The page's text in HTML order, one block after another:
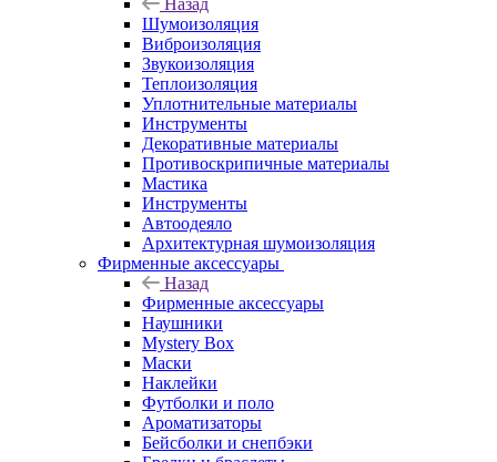
Назад
Шумоизоляция
Виброизоляция
Звукоизоляция
Теплоизоляция
Уплотнительные материалы
Инструменты
Декоративные материалы
Противоскрипичные материалы
Мастика
Инструменты
Автоодеяло
Архитектурная шумоизоляция
Фирменные аксессуары
Назад
Фирменные аксессуары
Наушники
Mystery Box
Маски
Наклейки
Футболки и поло
Ароматизаторы
Бейсболки и снепбэки